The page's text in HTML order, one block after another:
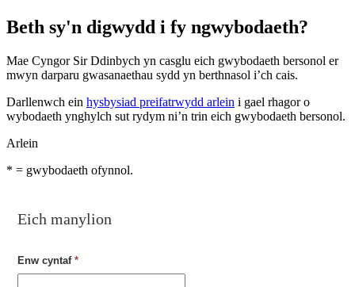
Beth sy'n digwydd i fy ngwybodaeth?
Mae Cyngor Sir Ddinbych yn casglu eich gwybodaeth bersonol er
mwyn darparu gwasanaethau sydd yn berthnasol i’ch cais.
Darllenwch ein hysbysiad preifatrwydd arlein i gael rhagor o
wybodaeth ynghylch sut rydym ni’n trin eich gwybodaeth bersonol.
Arlein
* = gwybodaeth ofynnol.
Eich manylion
Enw cyntaf *